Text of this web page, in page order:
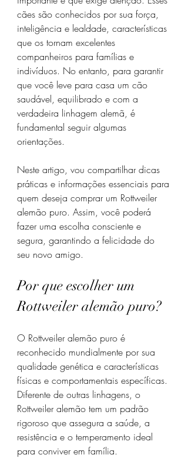
cães são conhecidos por sua força,
inteligência e lealdade, características
que os tornam excelentes
companheiros para famílias e
indivíduos. No entanto, para garantir
que você leve para casa um cão
saudável, equilibrado e com a
verdadeira linhagem alemã, é
fundamental seguir algumas
orientações.
Neste artigo, vou compartilhar dicas
práticas e informações essenciais para
quem deseja comprar um Rottweiler
alemão puro. Assim, você poderá
fazer uma escolha consciente e
segura, garantindo a felicidade do
seu novo amigo.
Por que escolher um
Rottweiler alemão puro?
O Rottweiler alemão puro é
reconhecido mundialmente por sua
qualidade genética e características
físicas e comportamentais específicas.
Diferente de outras linhagens, o
Rottweiler alemão tem um padrão
rigoroso que assegura a saúde, a
resistência e o temperamento ideal
para conviver em família.